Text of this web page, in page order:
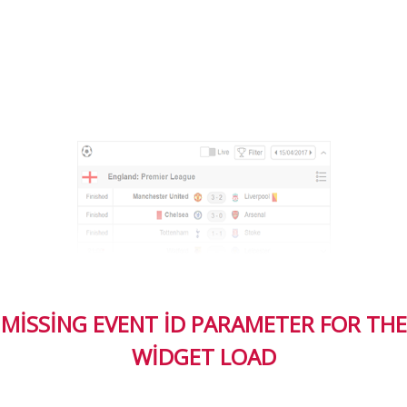
MISSING EVENT ID PARAMETER FOR THE
WIDGET LOAD